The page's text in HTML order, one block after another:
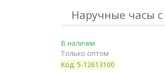
Наручные часы
В наличии
Только оптом
Код: 5-12613100